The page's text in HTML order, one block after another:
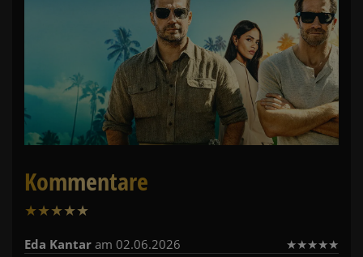
Kommentare
★★★★★
Eda Kantar am 02.06.2026 ★★★★★